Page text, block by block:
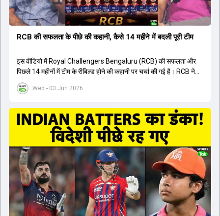
Wed - 03 Jun 2026
RCB की सफलता के पीछे की कहानी, कैसे 14 महीने में बदली पूरी टीम
इस वीडियो में Royal Challengers Bengaluru (RCB) की सफलता और
पिछले 14 महीनों में टीम के रीबिल्ड होने की कहानी पर चर्चा की गई है। RCB ने
अपनी पुरानी गलतियों को स्वीकार करते हुए एक नया रिसेट बटन दबाया। टीम
मैनेजमेंट में Mo Bobat, Andy Flower, Dinesh Karthik और एनालिस्ट
के तहत Bhuvneshwar Kumar, Krunal Pandya और Rasikh Salam
जैसे भारतीय खिलाड़ियों को टीम में शामिल किया गया, जिन्होंने शानदार प्रदर्शन
किया। इसके अलावा, Virat Kohli की भूमिका में भी बदलाव देखा गया, जहां वह
अब टीम के युवा खिलाड़ियों के साथ ज्यादा जुड़े हुए नजर आते हैं। कप्तान Rajat
Patidar के नेतृत्व में टीम का कम्युनिकेशन बहुत स्पष्ट रहा है। एनालिस्ट से लेकर
मैनेजमेंट तक, सभी एक ही पेज पर रहते हैं, जिससे मैदान पर कोई कंफ्यूजन नहीं
होता। यही कारण है कि RCB ने लगातार सफलता हासिल की है।